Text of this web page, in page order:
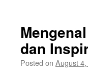
dan
Posted on August